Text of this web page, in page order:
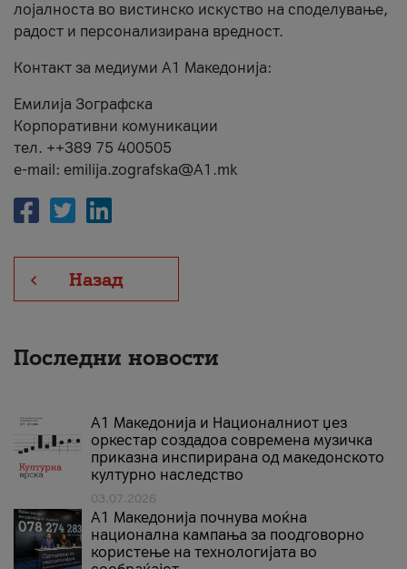
лојалноста во вистинско искуство на споделување,
радост и персонализирана вредност.
Контакт за медиуми А1 Македонија:
Емилија Зографска
Корпоративни комуникации
тел. ++389 75 400505
e-mail: emilija.zografska@A1.mk
Назад
Последни новости
А1 Македонија и Националниот џез
оркестар создадоа современа музичка
приказна инспирирана од македонското
културно наследство
03.07.2026
A1 Македонија почнува моќна
национална кампања за поодговорно
користење на технологијата во